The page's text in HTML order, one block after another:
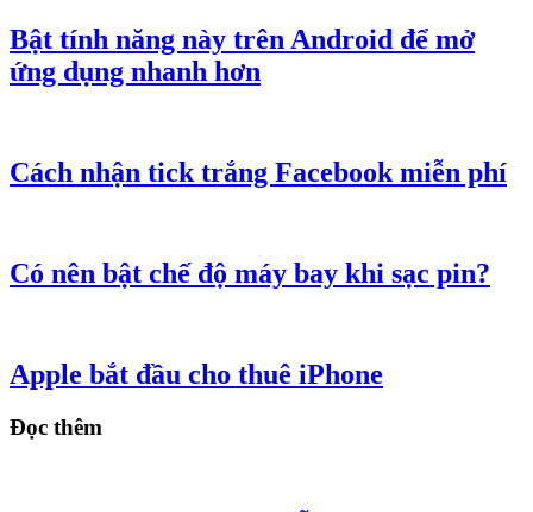
Bật tính năng này trên Android để mở
ứng dụng nhanh hơn
Cách nhận tick trắng Facebook miễn phí
Có nên bật chế độ máy bay khi sạc pin?
Apple bắt đầu cho thuê iPhone
Đọc thêm